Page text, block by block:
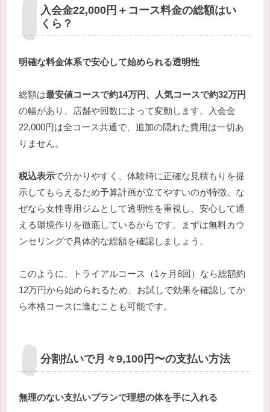
入会金22,000円＋コース料金の総額はい
くら？
明確な料金体系で安心して始められる透明性
総額は最安値コースで約14万円、人気コースで約32万円
の幅があり、店舗や回数によって変動します。入会金
22,000円は全コース共通で、追加の隠れた費用は一切あ
りません。
税込表示で分かりやすく、体験時に正確な見積もりを提
示してもらえるため予算計画が立てやすいのが特徴。な
ぜなら女性専用ジムとして透明性を重視し、安心して通
える環境作りを徹底しているからです。まずは無料カウ
ンセリングで具体的な総額を確認しましょう。
このように、トライアルコース（1ヶ月8回）なら総額約
12万円から始められるため、お試しで効果を確認してか
ら本格コースに進むことも可能です。
分割払いで月々9,100円〜の支払い方法
無理のない支払いプランで理想の体を手に入れる